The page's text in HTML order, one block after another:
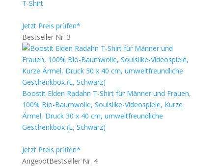
T-Shirt
Jetzt Preis prüfen*
Bestseller Nr. 3
Boostit Elden Radahn T-Shirt für Männer und Frauen,
100% Bio-Baumwolle, Soulslike-Videospiele, Kurze
Ärmel, Druck 30 x 40 cm, umweltfreundliche
Geschenkbox (L, Schwarz)
Jetzt Preis prüfen*
AngebotBestseller Nr. 4